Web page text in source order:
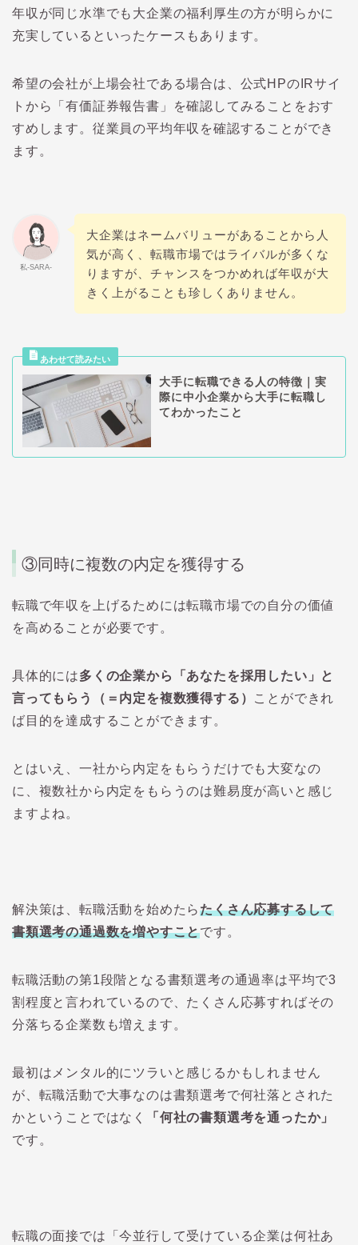
年収が同じ水準でも大企業の福利厚生の方が明らかに
充実しているといったケースもあります。
希望の会社が上場会社である場合は、公式HPのIRサイ
トから「有価証券報告書」を確認してみることをおす
すめします。従業員の平均年収を確認することができ
ます。
私-SARA-
大企業はネームバリューがあることから人
気が高く、転職市場ではライバルが多くな
りますが、チャンスをつかめれば年収が大
きく上がることも珍しくありません。
大手に転職できる人の特徴｜実
際に中小企業から大手に転職し
てわかったこと
③同時に複数の内定を獲得する
転職で年収を上げるためには転職市場での自分の価値
を高めることが必要です。
具体的には多くの企業から「あなたを採用したい」と
言ってもらう（＝内定を複数獲得する） ことができれ
ば目的を達成することができます。
とはいえ、一社から内定をもらうだけでも大変なの
に、複数社から内定をもらうのは難易度が高いと感じ
ますよね。
解決策は、転職活動を始めたらたくさん応募するして
書類選考の通過数を増やすことです。
転職活動の第1段階となる書類選考の通過率は平均で3
割程度と言われているので、たくさん応募すればその
分落ちる企業数も増えます。
最初はメンタル的にツラいと感じるかもしれません
が、転職活動で大事なのは書類選考で何社落とされた
かということではなく
「何社の書類選考を通ったか」
です。
転職の面接では「今並行して受けている企業は何社あ